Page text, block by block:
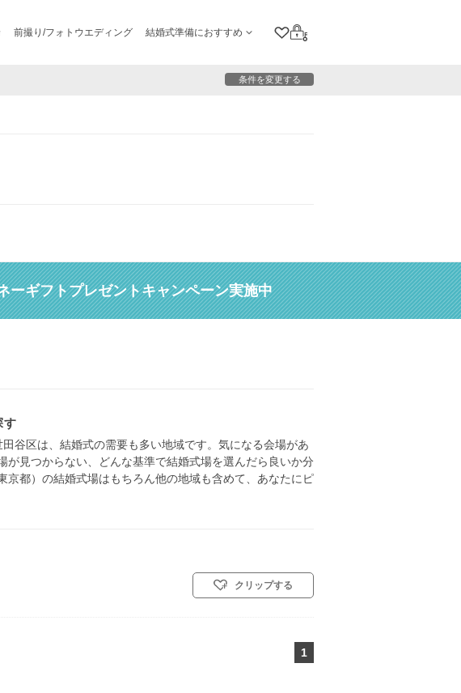
前撮り/フォトウエディング 結婚式準備におすすめ
クリップリスト
ログイン
条件を変更する
ーギフトプレゼントキャンペーン実施中
す
谷区は、結婚式の需要も多い地域です。気になる会場があ
見つからない、どんな基準で結婚式場を選んだら良いか分
京都）の結婚式場はもちろん他の地域も含めて、あなたにピ
クリップする
1